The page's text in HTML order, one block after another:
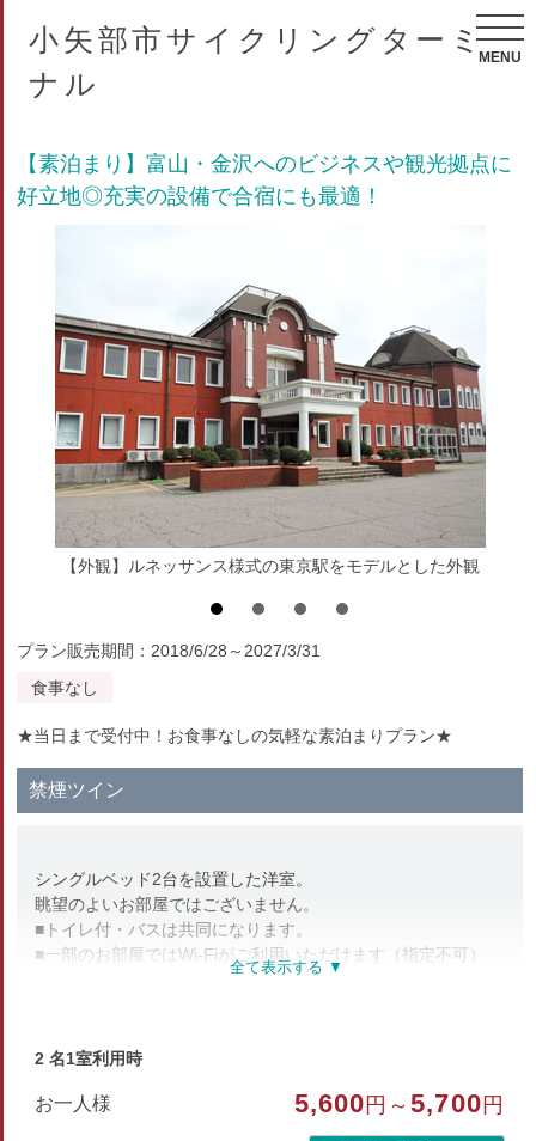
小矢部市サイクリングターミ
ナル
MENU
【素泊まり】富山・金沢へのビジネスや観光拠点に
好立地◎充実の設備で合宿にも最適！
【外観】ルネッサンス様式の東京駅をモデルとした外観
プラン販売期間：2018/6/28～2027/3/31
食事なし
★当日まで受付中！お食事なしの気軽な素泊まりプラン★
禁煙ツイン
シングルベッド2台を設置した洋室。
眺望のよいお部屋ではございません。
■トイレ付・バスは共同になります。
■一部のお部屋ではWi-Fiがご利用いただけます（指定不可）
洋室（ツイン）
部屋特徴
2 名1室利用時
お一人様 5,600 円～5,700 円